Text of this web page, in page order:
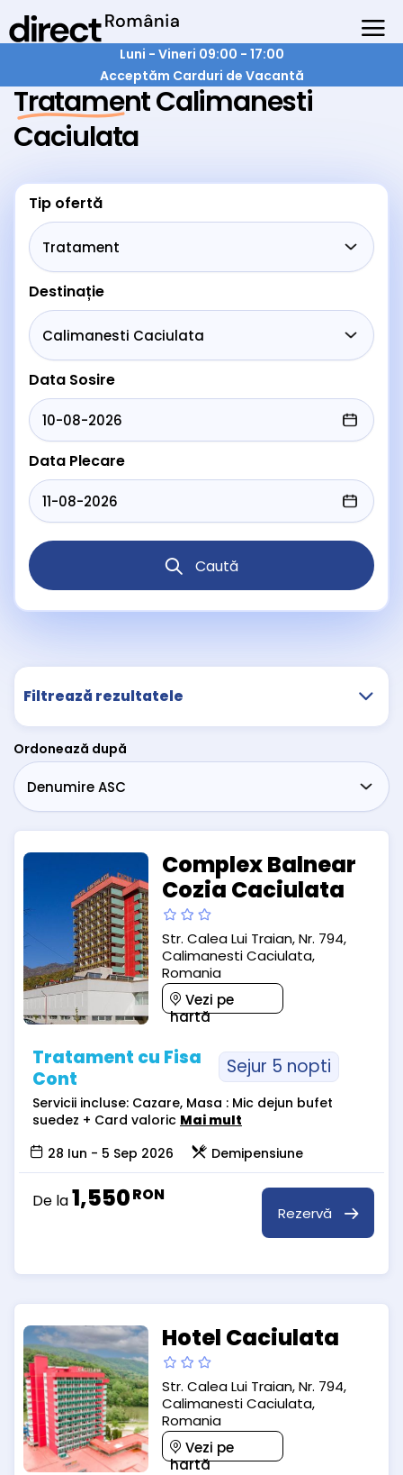
Luni - Vineri 09:00 - 17:00
Acceptăm Carduri de Vacantă
Tratament Calimanesti
Caciulata
Tip ofertă
Destinație
Data Sosire
Data Plecare
Caută
Filtrează rezultatele
Ordonează după
Complex Balnear
Cozia Caciulata
Str. Calea Lui Traian, Nr. 794,
Calimanesti Caciulata,
Romania
Vezi pe
hartă
Tratament cu Fisa
Cont
Sejur 5 nopti
Servicii incluse: Cazare, Masa : Mic dejun bufet
suedez + Card valoric Mai mult
28 Iun - 5 Sep 2026
Demipensiune
De la1,550RON
Rezervă
Hotel Caciulata
Str. Calea Lui Traian, Nr. 794,
Calimanesti Caciulata,
Romania
Vezi pe
hartă